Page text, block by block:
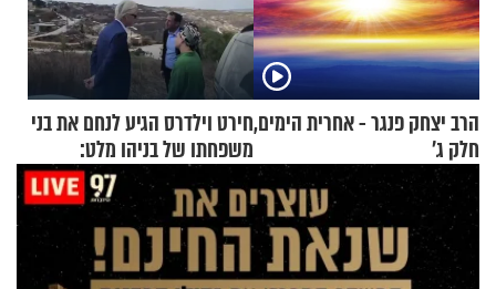
הרב יצחק פנגר - אחרית הימים,
חלק ג’
חירט וילדרס הגיע לנחם את בני
משפחתו של בניהו מלט:
"מיליונים באירופה תומכים
בכם"